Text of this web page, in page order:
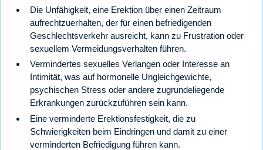
Die Unfähigkeit, eine Erektion über einen Zeitraum
aufrechtzuerhalten, der für einen befriedigenden
Geschlechtsverkehr ausreicht, kann zu Frustration oder
sexuellem Vermeidungsverhalten führen.
Vermindertes sexuelles Verlangen oder Interesse an
Intimität, was auf hormonelle Ungleichgewichte,
psychischen Stress oder andere zugrundeliegende
Erkrankungen zurückzuführen sein kann.
Eine verminderte Erektionsfestigkeit, die zu
Schwierigkeiten beim Eindringen und damit zu einer
verminderten Befriedigung führen kann.